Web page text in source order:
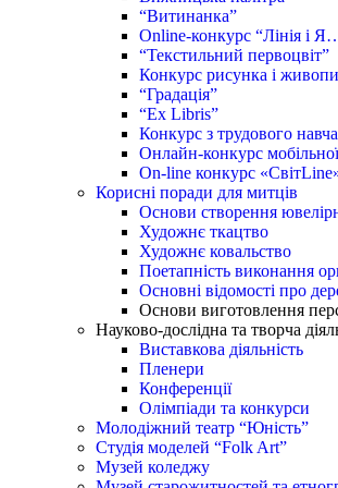
“Витинанка”
Online-конкурс “Лінія і
“Текстильний первоцвіт”
Конкурс рисунка і
“Градація”
“Ex Libris”
Конкурс з трудового
Онлайн-конкурс
On-line конкурс
Корисні поради для митців
Основи створення
Художнє ткацтво
Художнє ковальство
Поетапність виконання
Основні відомості про
Основи виготовлення
Науково-дослідна та творча
Виставкова діяльність
Пленери
Конференції
Олімпіади та конкурси
Молодіжний театр “Юність”
Студія моделей “Folk Art”
Музей коледжу